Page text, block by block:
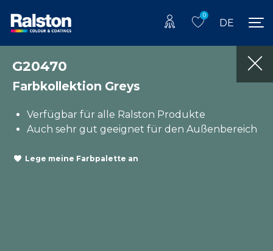
0
DE
G20470
Farbkollektion Greys
Verfügbar für alle Ralston Produkte
Auch sehr gut geeignet für den Außenbereich
Lege meine Farbpalette an